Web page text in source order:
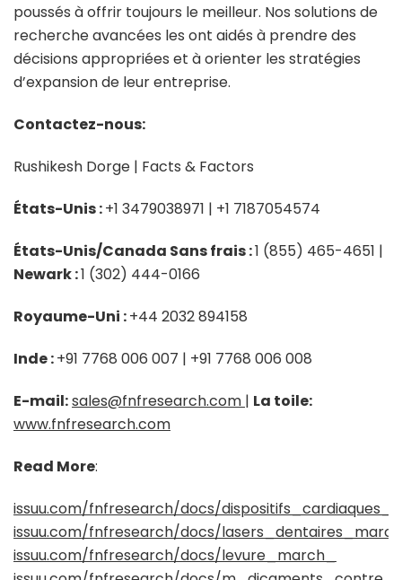
poussés à offrir toujours le meilleur. Nos solutions de
recherche avancées les ont aidés à prendre des
décisions appropriées et à orienter les stratégies
d’expansion de leur entreprise.
Contactez-nous:
Rushikesh Dorge | Facts & Factors
États-Unis :+1 3479038971 | +1 7187054574
États-Unis/Canada Sans frais :1 (855) 465-4651 |
Newark :1 (302) 444-0166
Royaume-Uni :+44 2032 894158
Inde :+91 7768 006 007 | +91 7768 006 008
E-mail:sales@fnfresearch.com | La toile:
www.fnfresearch.com
Read More:
issuu.com/fnfresearch/docs/
issuu.com/fnfresearch/docs/
issuu.com/fnfresearch/docs/levure_march_